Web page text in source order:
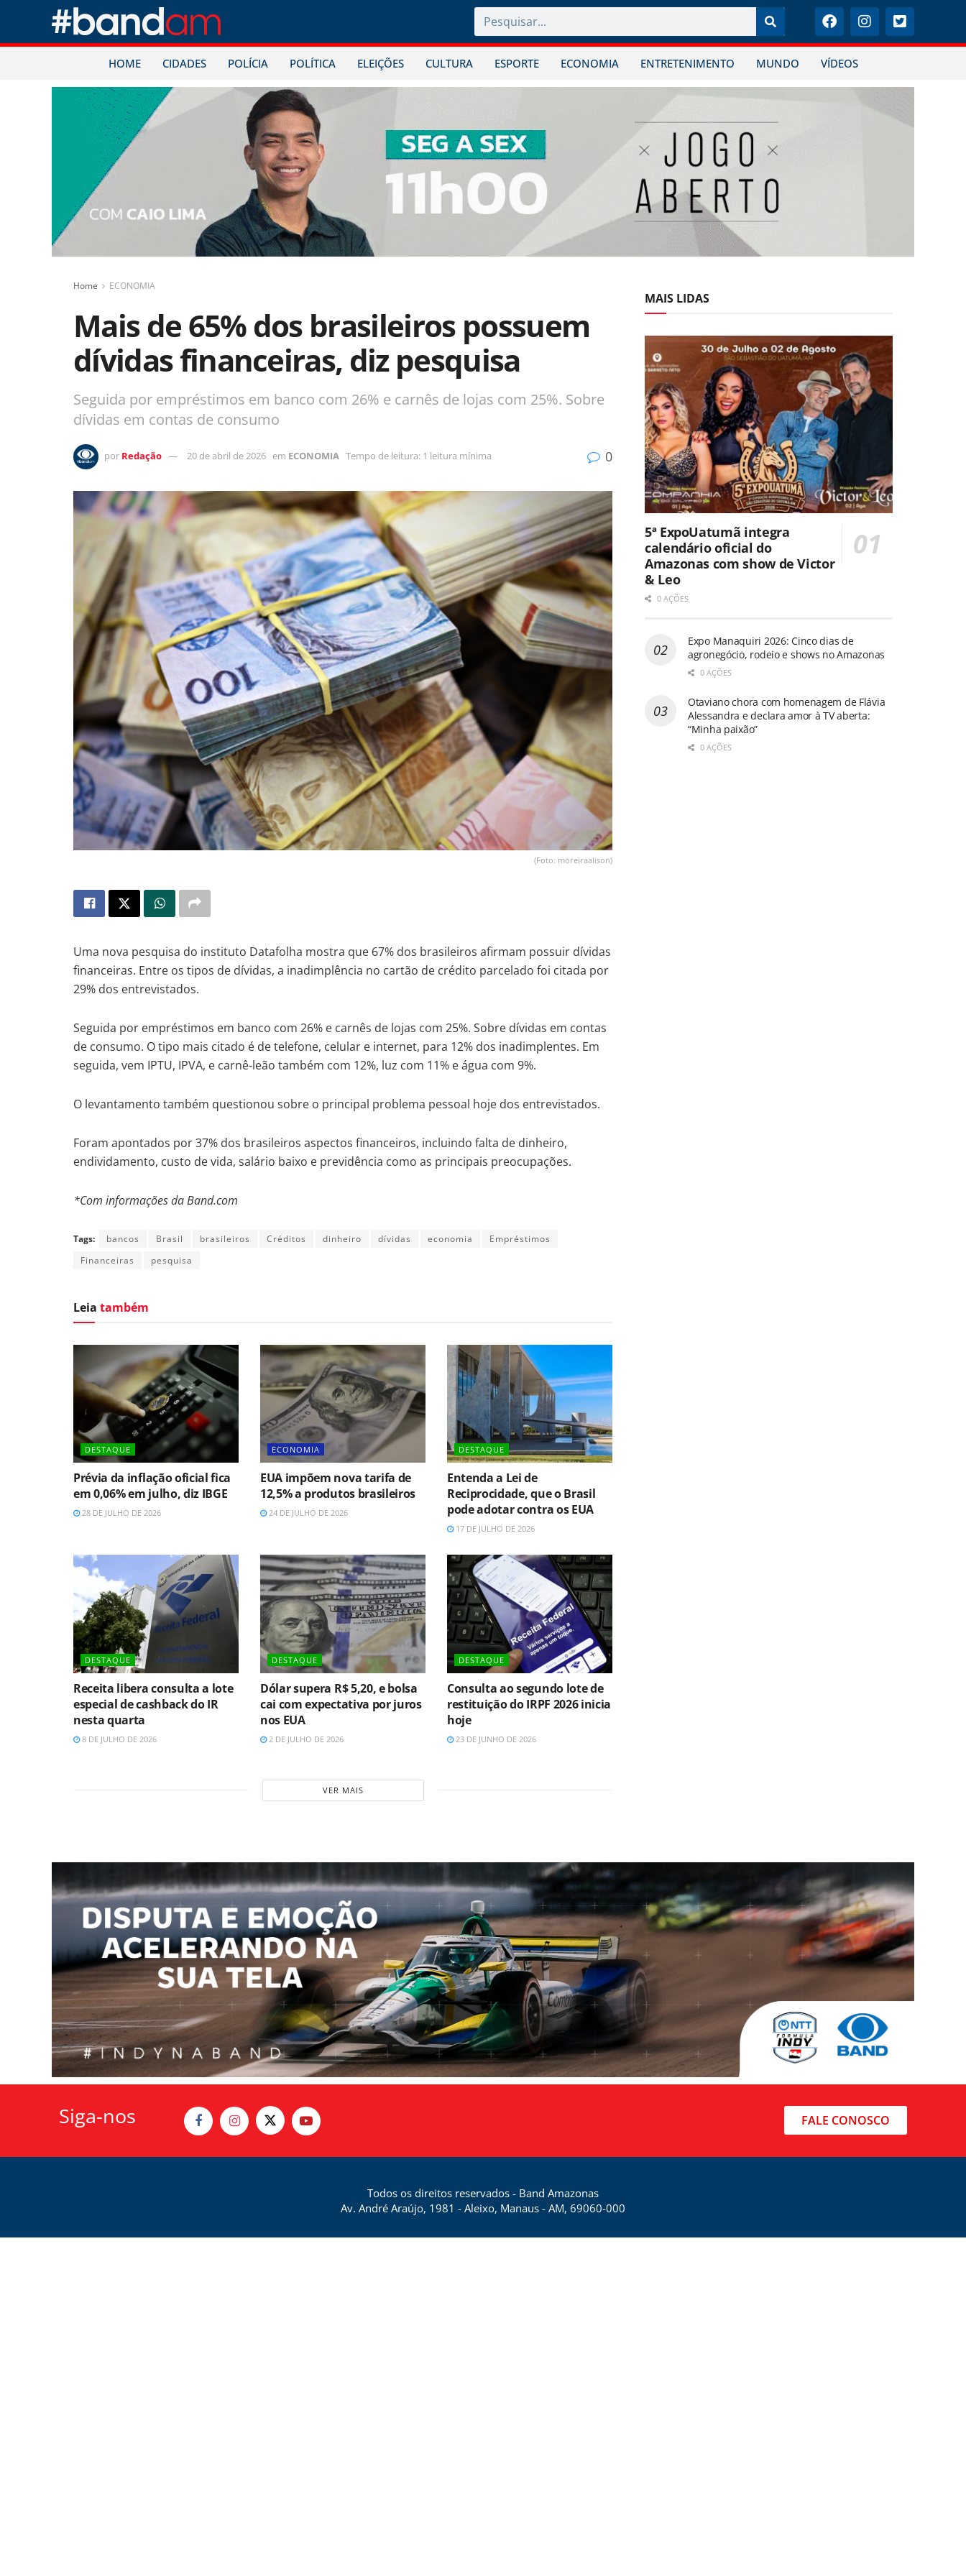
HOME CIDADES POLÍCIA POLÍTICA ELEIÇÕES CULTURA ESPORTE ECONOMIA ENTRETENIMENTO MUNDO VÍDEOS
Home ECONOMIA
Mais de 65% dos brasileiros possuem
dívidas financeiras, diz pesquisa
Seguida por empréstimos em banco com 26% e carnês de lojas com 25%. Sobre
dívidas em contas de consumo
por Redação 20 de abril de 2026 em ECONOMIA Tempo de leitura: 1 leitura mínima 0
(Foto: moreiraalison)
Uma nova pesquisa do instituto Datafolha mostra que 67% dos brasileiros afirmam possuir dívidas
financeiras. Entre os tipos de dívidas, a inadimplência no cartão de crédito parcelado foi citada por
29% dos entrevistados.
Seguida por empréstimos em banco com 26% e carnês de lojas com 25%. Sobre dívidas em contas
de consumo. O tipo mais citado é de telefone, celular e internet, para 12% dos inadimplentes. Em
seguida, vem IPTU, IPVA, e carnê-leão também com 12%, luz com 11% e água com 9%.
O levantamento também questionou sobre o principal problema pessoal hoje dos entrevistados.
Foram apontados por 37% dos brasileiros aspectos financeiros, incluindo falta de dinheiro,
endividamento, custo de vida, salário baixo e previdência como as principais preocupações.
*Com informações da Band.com
Tags: bancos Brasil brasileiros Créditos dinheiro dívidas economia
Empréstimos
Financeiras
pesquisa
Leia também
DESTAQUE
Prévia da inflação oficial fica
em 0,06% em julho, diz IBGE
28 DE JULHO DE 2026
ECONOMIA
EUA impõem nova tarifa de
12,5% a produtos brasileiros
24 DE JULHO DE 2026
DESTAQUE
Entenda a Lei de
Reciprocidade, que o Brasil
pode adotar contra os EUA
17 DE JULHO DE 2026
DESTAQUE
Receita libera consulta a lote
especial de cashback do IR
nesta quarta
8 DE JULHO DE 2026
DESTAQUE
Dólar supera R$ 5,20, e bolsa
cai com expectativa por juros
nos EUA
2 DE JULHO DE 2026
DESTAQUE
Consulta ao segundo lote de
restituição do IRPF 2026 inicia
hoje
23 DE JUNHO DE 2026
VER MAIS
MAIS LIDAS
5ª ExpoUatumã integra
calendário oficial do
Amazonas com show de Victor
& Leo
0 AÇÕES
Expo Manaquiri 2026: Cinco dias de
agronegócio, rodeio e shows no Amazonas
0 AÇÕES
Otaviano chora com homenagem de Flávia
Alessandra e declara amor à TV aberta:
“Minha paixão”
0 AÇÕES
Siga-nos FALE CONOSCO
Todos os direitos reservados - Band Amazonas
Av. André Araújo, 1981 - Aleixo, Manaus - AM, 69060-000